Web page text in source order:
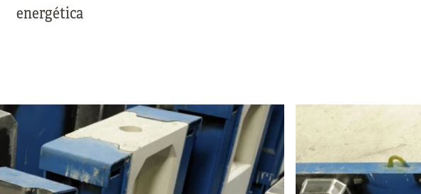
energética